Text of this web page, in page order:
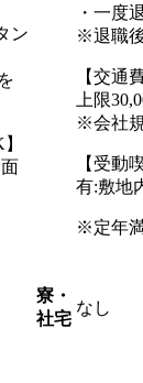
ン
・一度
※退職
【交通
上限
※会社
【受動
有:敷地
※定年
寮・
社宅
なし